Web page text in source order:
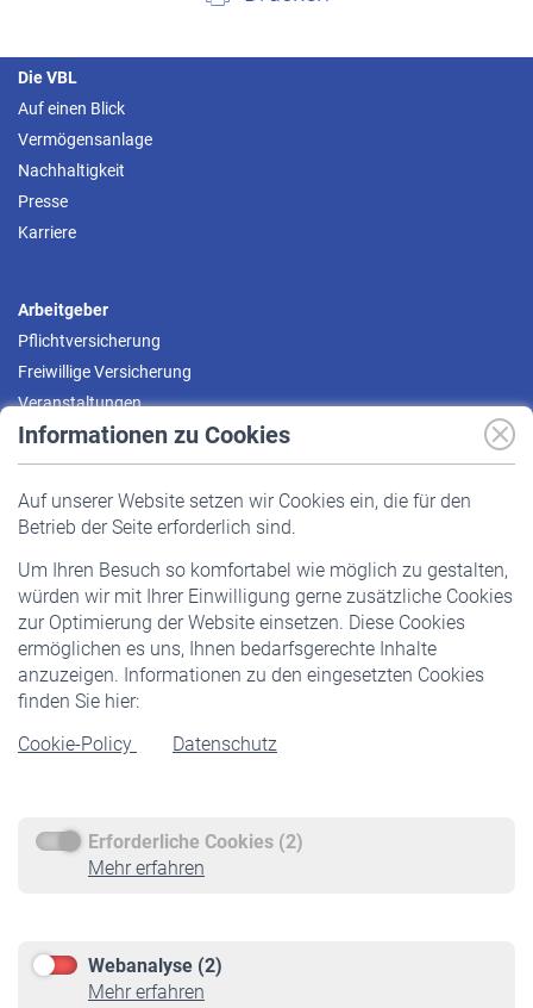
Informationen zu Cookies
Auf unserer Website setzen wir Cookies ein, die für den
Betrieb der Seite erforderlich sind.
Um Ihren Besuch so komfortabel wie möglich zu gestalten,
würden wir mit Ihrer Einwilligung gerne zusätzliche Cookies
zur Optimierung der Website einsetzen. Diese Cookies
ermöglichen es uns, Ihnen bedarfsgerechte Inhalte
anzuzeigen. Informationen zu den eingesetzten Cookies
finden Sie hier:
Cookie-Policy
Datenschutz
Erforderliche Cookies (2)
Mehr erfahren
Webanalyse (2)
Mehr erfahren
Die VBL
Auf einen Blick
Vermögensanlage
Nachhaltigkeit
Presse
Karriere
Arbeitgeber
Pflichtversicherung
Freiwillige Versicherung
Veranstaltungen
Pflichtversicherung
Staatliche Förderung
Veranstaltungen
Rentner
Rentenbeginn
Rente beantragen
Service
Informationen
Online-Rechner